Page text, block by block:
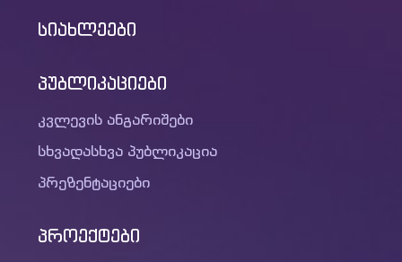
სიახლეები
პუბლიკაციები
კვლევის ანგარიშები
სხვადასხვა პუბლიკაცია
პრეზენტაციები
პროექტები